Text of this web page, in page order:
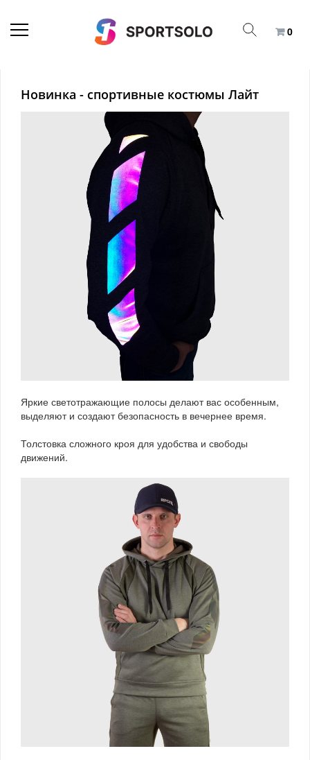
0
Новинка - спортивные костюмы Лайт
Яркие светотражающие полосы делают вас особенным,
выделяют и создают безопасность в вечернее время.
Толстовка сложного кроя для удобства и свободы
движений.